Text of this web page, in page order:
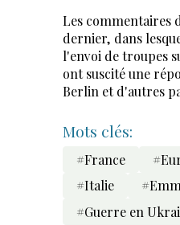
Les commentaires
dernier, dans
l'envoi de troupes
ont suscité une
Berlin et d'autres
Mots clés:
#France
#Italie
#Guerre en